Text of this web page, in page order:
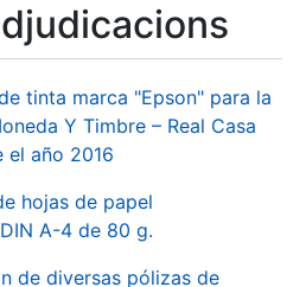
tinta marca "Epson" para la
Y Timbre – Real Casa
el año 2016
hojas de papel
A-4 de 80 g.
de diversas pólizas de